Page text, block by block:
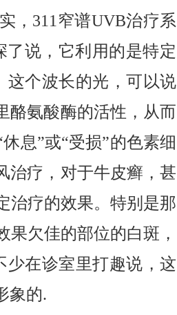
，311窄谱UVB治疗系
了说，它利用的是特定
这个波长的光，可以说
酪氨酸酶的活性，从而
息”或“受损”的色素细
治疗，对于牛皮癣，甚
治疗的效果。特别是那
欠佳的部位的白斑，
少在诊室里打趣说，这
象的.